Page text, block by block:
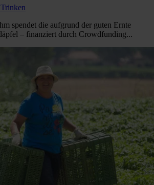
spendet die aufgrund der guten Ernte
– finanziert durch Crowdfunding...